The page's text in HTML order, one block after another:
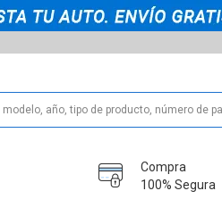
Compra
100% Segura